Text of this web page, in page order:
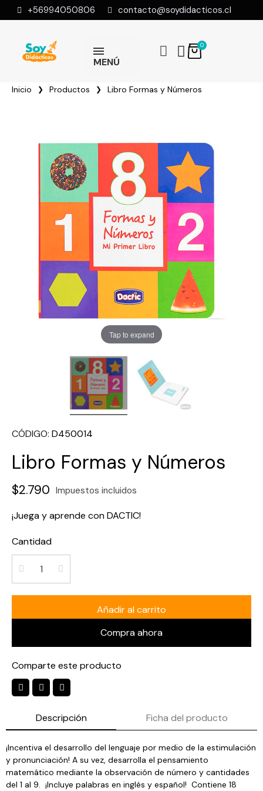
+56994050806 contacto@soydidacticos.cl
MENÚ
Inicio Productos Libro Formas y Números
Tap to expand
CÓDIGO D450014
Libro Formas y Números
$2.790 Impuestos incluidos
¡Juega y aprende con DACTIC!
Cantidad
Añadir al carrito
Compra ahora
Comparte este producto
Descripción Ficha del producto
¡Incentiva el desarrollo del lenguaje por medio de la estimulación
y pronunciación! A su vez, desarrolla el pensamiento
matemático mediante la observación de número y cantidades
del 1 al 9. ¡Incluye palabras en inglés y español! Contiene 18